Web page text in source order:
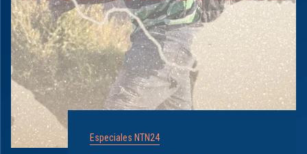
Especiales NTN24